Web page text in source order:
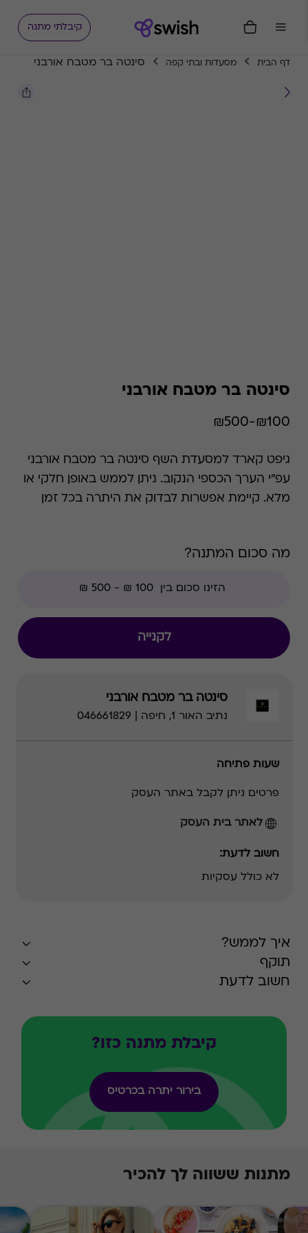
קיבלתי מתנה
דף הבית מסעדות ובתי קפה סינטה בר מטבח אורבני
סינטה בר מטבח אורבני
₪100-₪500
גיפט קארד למסעדת השף סינטה בר מטבח אורבני
עפ"י הערך הכספי הנקוב. ניתן לממש באופן חלקי או
מלא. קיימת אפשרות לבדוק את היתרה בכל זמן
מה סכום המתנה?
לקנייה
סינטה בר מטבח אורבני
נתיב האור 1, חיפה | 046661829
שעות פתיחה
פרטים ניתן לקבל באתר העסק
לאתר בית העסק
חשוב לדעת:
לא כולל עסקיות
איך לממש?
תוקף
חשוב לדעת
קיבלת מתנה כזו?
בירור יתרה בכרטיס
מתנות ששווה לך להכיר